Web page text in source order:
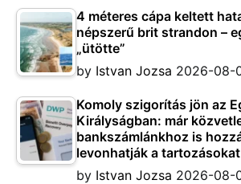
4 méteres cápa keltett
népszerű brit strandon –
„ütötte”
by Istvan Jozsa 2026-08-
Komoly szigorítás jön az
Királyságban: már
bankszámlánkhoz is
levonhatják a tartozásokat
by Istvan Jozsa 2026-08-